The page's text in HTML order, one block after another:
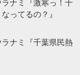
ってるの？』
ナミ『千葉県民熱